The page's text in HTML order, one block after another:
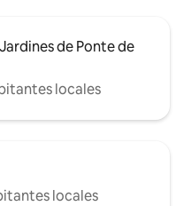
de Ponte de
locales
locales